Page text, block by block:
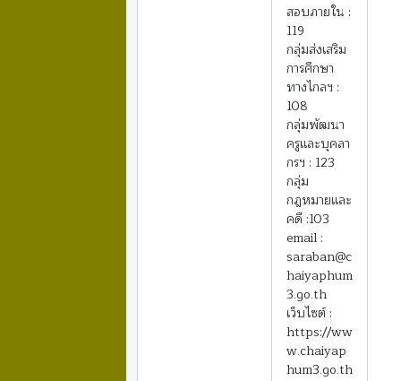
สอบภายใน :
119
กลุ่มส่งเสริม
การศึกษา
ทางไกลฯ :
108
กลุ่มพัฒนา
ครูและบุคลา
กรฯ : 123
กลุ่ม
กฎหมายและ
คดี :103
email :
saraban@c
haiyaphum
3.go.th
เว็บไซต์ :
https://ww
w.chaiyap
hum3.go.th